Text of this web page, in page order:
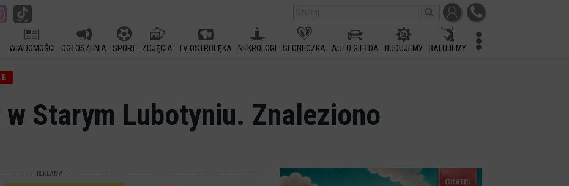
WIADOMOŚCI OGŁOSZENIA SPORT ZDJĘCIA TV OSTROŁĘKA NEKROLOGI SŁONECZKA AUTO GIEŁDA BUDUJEMY BALUJEMY
Starym Lubotyniu. Znaleziono
REKLAMA